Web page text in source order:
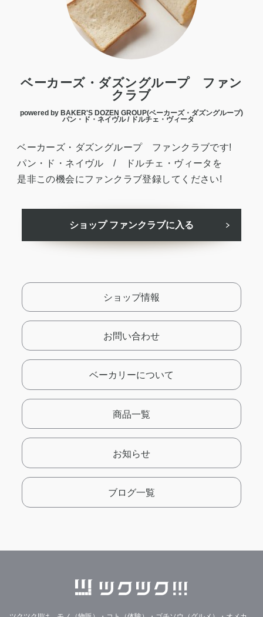
ベーカーズ・ダズングループ ファン
クラブ
powered by BAKER'S DOZEN GROUP(ベーカーズ・ダズングループ)
パン・ド・ネイヴル / ドルチェ・ヴィータ
ベーカーズ・ダズングループ ファンクラブです!
パン・ド・ネイヴル / ドルチェ・ヴィータを
是非この機会にファンクラブ登録してください!
ショップ ファンクラブに入る
ショップ情報
お問い合わせ
ベーカリーについて
商品一覧
お知らせ
ブログ一覧